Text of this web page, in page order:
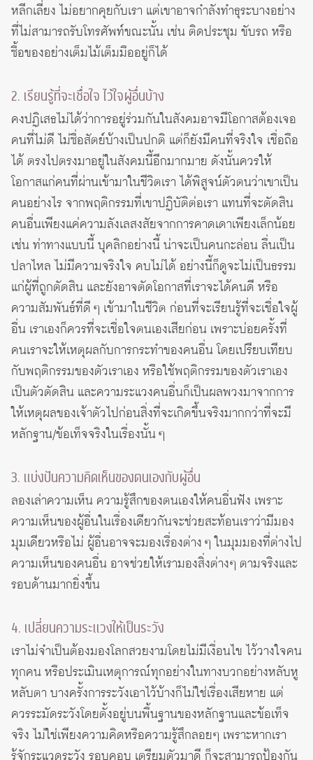
หลีกเลี่ยง ไม่อยากคุยกับเรา แต่เขาอาจกำลังทำธุระบางอย่าง
ที่ไม่สามารถรับโทรศัพท์ขณะนั้น เช่น ติดประชุม ขับรถ หรือ
ซื้อของอย่างเต็มไม้เต็มมืออยู่ก็ได้
2. เรียนรู้ที่จะเชื่อใจ ไว้ใจผู้อื่นบ้าง
คงปฏิเสธไม่ได้ว่าการอยู่ร่วมกันในสังคมอาจมีโอกาสต้องเจอ
คนที่ไม่ดี ไม่ซื่อสัตย์บ้างเป็นปกติ แต่ก็ยังมีคนที่จริงใจ เชื่อถือ
ได้ ตรงไปตรงมาอยู่ในสังคมนี้อีกมากมาย ดังนั้นควรให้
โอกาสแก่คนที่ผ่านเข้ามาในชีวิตเรา ได้พิสูจน์ตัวตนว่าเขาเป็น
คนอย่างไร จากพฤติกรรมที่เขาปฏิบัติต่อเรา แทนที่จะตัดสิน
คนอื่นเพียงแค่ความลังเลสงสัยจากการคาดเดาเพียงเล็กน้อย
เช่น ท่าทางแบบนี้ บุคลิกอย่างนี้ น่าจะเป็นคนกะล่อน ลื่นเป็น
ปลาไหล ไม่มีความจริงใจ คบไม่ได้ อย่างนี้ก็ดูจะไม่เป็นธรรม
แก่ผู้ที่ถูกตัดสิน และยังอาจตัดโอกาสที่เราจะได้คนดี หรือ
ความสัมพันธ์ที่ดี ๆ เข้ามาในชีวิต ก่อนที่จะเรียนรู้ที่จะเชื่อใจผู้
อื่น เราเองก็ควรที่จะเชื่อใจตนเองเสียก่อน เพราะบ่อยครั้งที่
คนเราจะให้เหตุผลกับการกระทำของคนอื่น โดยเปรียบเทียบ
กับพฤติกรรมของตัวเราเอง หรือใช้พฤติกรรมของตัวเราเอง
เป็นตัวตัดสิน และความระแวงคนอื่นก็เป็นผลพวงมาจากการ
ให้เหตุผลของเจ้าตัวไปก่อนสิ่งที่จะเกิดขึ้นจริงมากกว่าที่จะมี
หลักฐาน/ข้อเท็จจริงในเรื่องนั้น ๆ
3. แบ่งปันความคิดเห็นของตนเองกับผู้อื่น
ลองเล่าความเห็น ความรู้สึกของตนเองให้คนอื่นฟัง เพราะ
ความเห็นของผู้อื่นในเรื่องเดียวกันจะช่วยสะท้อนเราว่ามีมอง
มุมเดียวหรือไม่ ผู้อื่นอาจจะมองเรื่องต่าง ๆ ในมุมมองที่ต่างไป
ความเห็นของคนอื่น อาจช่วยให้เรามองสิ่งต่างๆ ตามจริงและ
รอบด้านมากยิ่งขึ้น
4. เปลี่ยนความระแวงให้เป็นระวัง
เราไม่จำเป็นต้องมองโลกสวยงามโดยไม่มีเงื่อนไข ไว้วางใจคน
ทุกคน หรือประเมินเหตุการณ์ทุกอย่างในทางบวกอย่างหลับหู
หลับตา บางครั้งการระวังเอาไว้บ้างก็ไม่ใช่เรื่องเสียหาย แต่
ควรระมัดระวังโดยตั้งอยู่บนพื้นฐานของหลักฐานและข้อเท็จ
จริง ไม่ใช่เพียงความคิดหรือความรู้สึกลอยๆ เพราะหากเรา